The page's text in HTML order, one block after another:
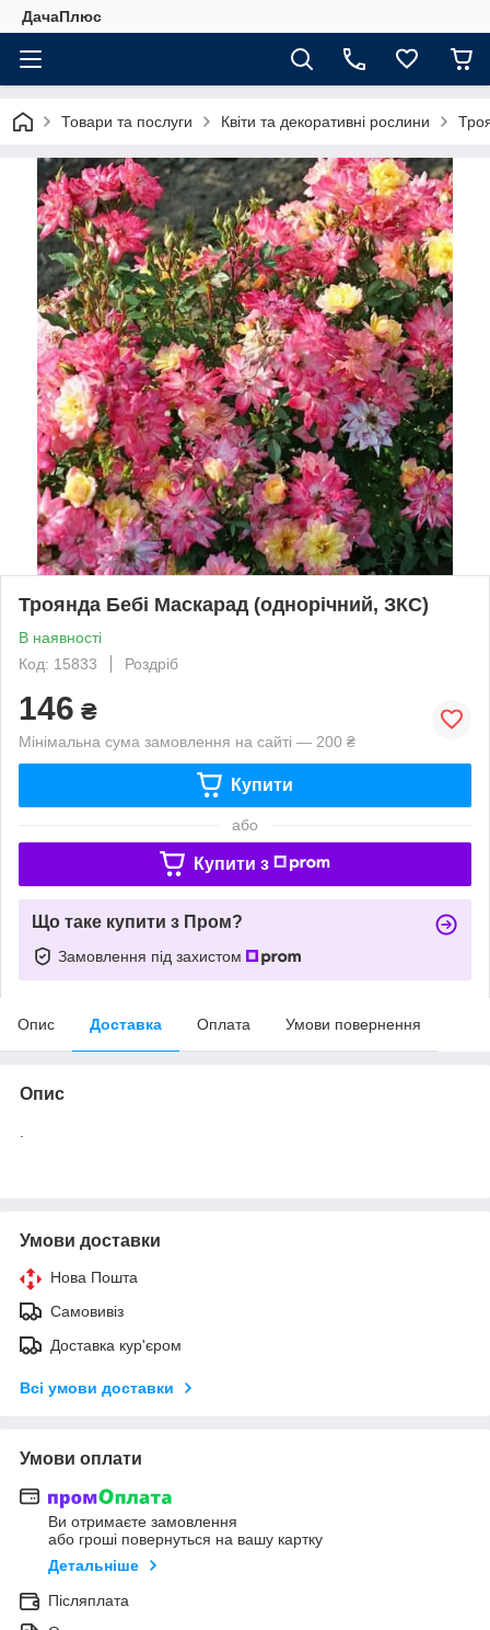
ДачаПлюс
Товари та послуги Квіти та декоративні рослини
Троянда Бебі Маскарад (однорічний, ЗКС)
В наявності
Код: 15833
Роздріб
146 ₴
Мінімальна сума замовлення на сайті — 200 ₴
Купити
або
Купити з
Що таке купити з Пром?
Замовлення під захистом
Опис Доставка Оплата Умови повернення
Опис
Умови доставки
Нова Пошта
Самовивіз
Доставка кур'єром
Всі умови доставки
Умови оплати
Ви отримаєте замовлення
або гроші повернуться на вашу картку
Детальніше
Післяплата